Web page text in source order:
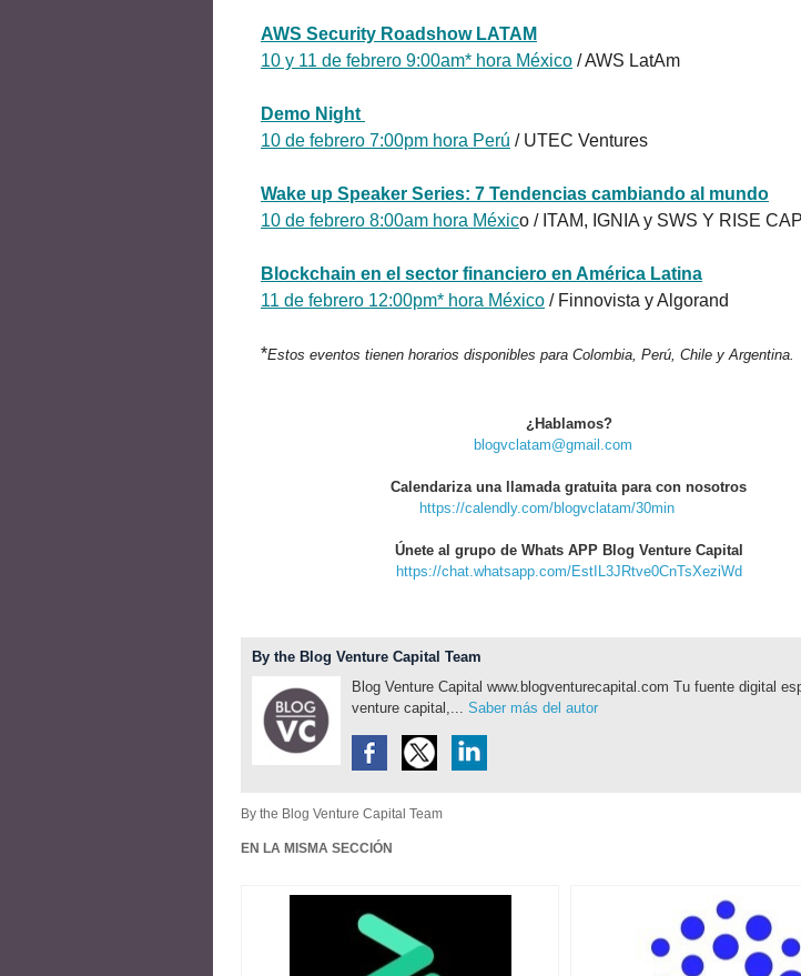
AWS Security Roadshow LATAM
10 y 11 de febrero 9:00am* hora México / AWS LatAm
Demo Night
10 de febrero 7:00pm hora Perú / UTEC Ventures
Wake up Speaker Series: 7 Tendencias cambiando al mundo
10 de febrero 8:00am hora México / ITAM, IGNIA y SWS Y RISE
Blockchain en el sector financiero en América Latina
11 de febrero 12:00pm* hora México / Finnovista y Algorand
*Estos eventos tienen horarios disponibles para Colombia, Perú, Chile y Argentina.
¿Hablamos?
blogvclatam@gmail.com
Calendariza una llamada gratuita para con nosotros
https://calendly.com/blogvclatam/30min
Únete al grupo de Whats APP Blog Venture Capital
https://chat.whatsapp.com/EstIL3JRtve0CnTsXeziWd
By the Blog Venture Capital Team
Blog Venture Capital www.blogventurecapital.com Tu fuente digital
venture capital,... Saber más del autor
By the Blog Venture Capital Team
EN LA MISMA SECCIÓN